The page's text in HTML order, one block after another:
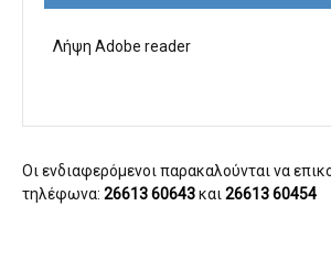
Λήψη Adobe reader
Οι ενδιαφερόμενοι παρακαλούνται να
τηλέφωνα: 26613 60643και26613 60454